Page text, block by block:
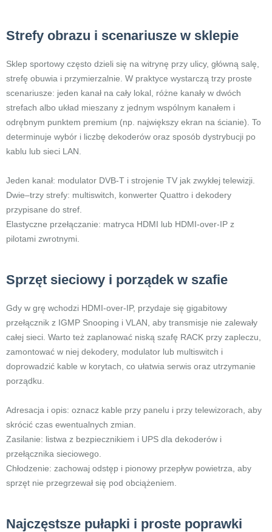
Strefy obrazu i scenariusze w sklepie
Sklep sportowy często dzieli się na witrynę przy ulicy, główną salę,
strefę obuwia i przymierzalnie. W praktyce wystarczą trzy proste
scenariusze: jeden kanał na cały lokal, różne kanały w dwóch
strefach albo układ mieszany z jednym wspólnym kanałem i
odrębnym punktem premium (np. największy ekran na ścianie). To
determinuje wybór i liczbę dekoderów oraz sposób dystrybucji po
kablu lub sieci LAN.
Jeden kanał: modulator DVB-T i strojenie TV jak zwykłej telewizji.
Dwie–trzy strefy: multiswitch, konwerter Quattro i dekodery
przypisane do stref.
Elastyczne przełączanie: matryca HDMI lub HDMI-over-IP z
pilotami zwrotnymi.
Sprzęt sieciowy i porządek w szafie
Gdy w grę wchodzi HDMI-over-IP, przydaje się gigabitowy
przełącznik z IGMP Snooping i VLAN, aby transmisje nie zalewały
całej sieci. Warto też zaplanować niską szafę RACK przy zapleczu,
zamontować w niej dekodery, modulator lub multiswitch i
doprowadzić kable w korytach, co ułatwia serwis oraz utrzymanie
porządku.
Adresacja i opis: oznacz kable przy panelu i przy telewizorach, aby
skrócić czas ewentualnych zmian.
Zasilanie: listwa z bezpiecznikiem i UPS dla dekoderów i
przełącznika sieciowego.
Chłodzenie: zachowaj odstęp i pionowy przepływ powietrza, aby
sprzęt nie przegrzewał się pod obciążeniem.
Najczęstsze pułapki i proste poprawki